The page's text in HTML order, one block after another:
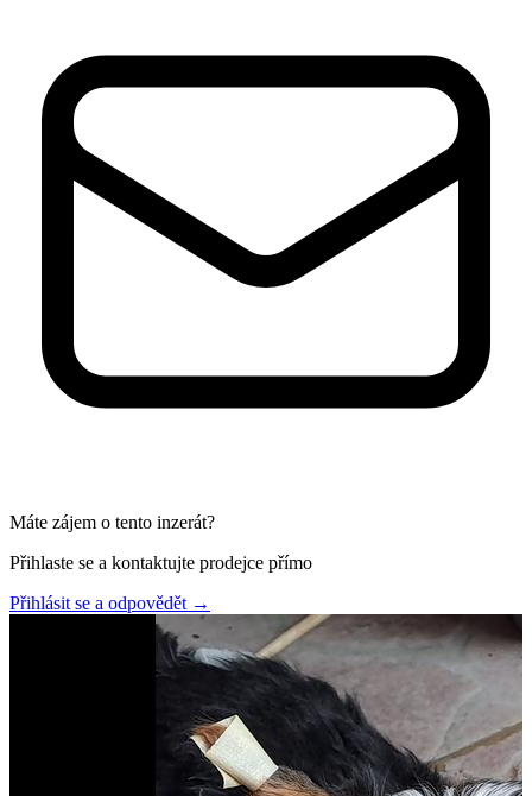
Máte zájem o tento inzerát?
Přihlaste se a kontaktujte prodejce přímo
Přihlásit se a odpovědět →